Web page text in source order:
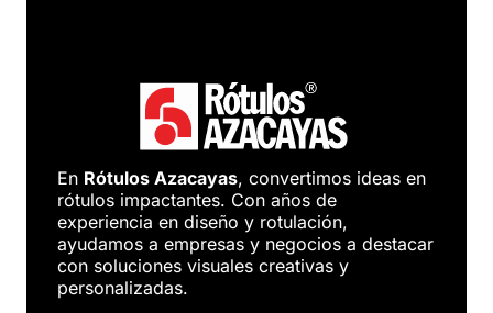
En Rótulos Azacayas, convertimos ideas en
rótulos impactantes. Con años de
experiencia en diseño y rotulación,
ayudamos a empresas y negocios a destacar
con soluciones visuales creativas y
personalizadas.